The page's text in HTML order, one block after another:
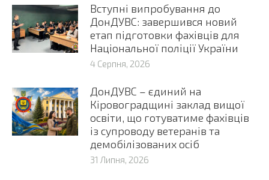
Вступні випробування до
ДонДУВС: завершився новий
етап підготовки фахівців для
Національної поліції України
4 Серпня, 2026
ДонДУВС – єдиний на
Кіровоградщині заклад вищої
освіти, що готуватиме фахівців
із супроводу ветеранів та
демобілізованих осіб
31 Липня, 2026